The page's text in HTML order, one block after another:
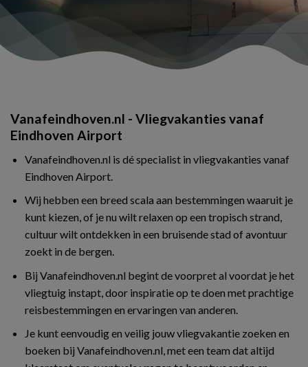
Vanafeindhoven.nl - Vliegvakanties vanaf
Eindhoven Airport
Vanafeindhoven.nl is dé specialist in vliegvakanties vanaf
Eindhoven Airport.
Wij hebben een breed scala aan bestemmingen waaruit je
kunt kiezen, of je nu wilt relaxen op een tropisch strand,
cultuur wilt ontdekken in een bruisende stad of avontuur
zoekt in de bergen.
Bij Vanafeindhoven.nl begint de voorpret al voordat je het
vliegtuig instapt, door inspiratie op te doen met prachtige
reisbestemmingen en ervaringen van anderen.
Je kunt eenvoudig en veilig jouw vliegvakantie zoeken en
boeken bij Vanafeindhoven.nl, met een team dat altijd